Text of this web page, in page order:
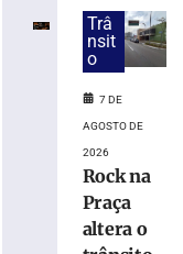
megaloja
Tijucas
protocolado
aprovado
prefeitura
Trâ
nsit
o
7 DE
AGOSTO DE
2026
Rock na
Praça
altera o